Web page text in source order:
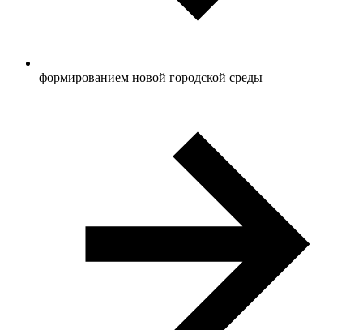
формированием новой городской среды